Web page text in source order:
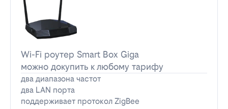
Wi-Fi роутер Smart Box Giga
можно докупить к любому тарифу
два диапазона частот
два LAN порта
поддерживает протокол ZigBee